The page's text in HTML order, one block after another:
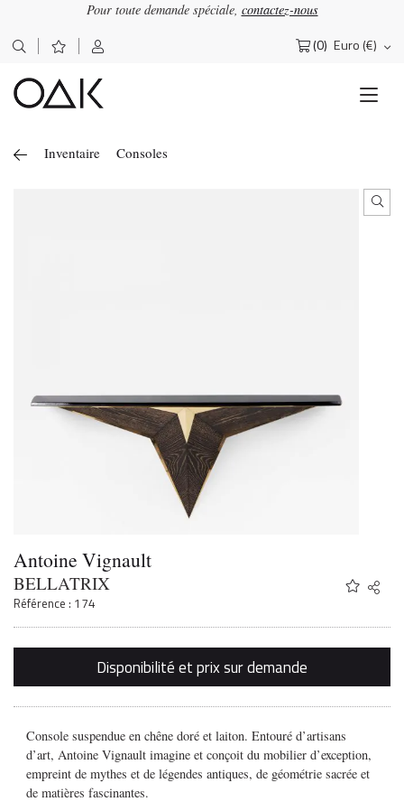
Pour toute demande spéciale, contactez-nous
(0) Euro (€)
Rechercher :
Inventaire Consoles
Antoine Vignault
BELLATRIX
Référence : 174
Share
Twitter
Email
Disponibilité et prix sur demande
Console suspendue en chêne doré et laiton. Entouré d’artisans
d’art, Antoine Vignault imagine et conçoit du mobilier d’exception,
empreint de mythes et de légendes antiques, de géométrie sacrée et
de matières fascinantes.